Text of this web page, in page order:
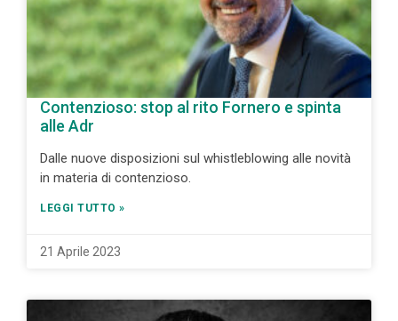
Contenzioso: stop al rito Fornero e spinta
alle Adr
Dalle nuove disposizioni sul whistleblowing alle novità
in materia di contenzioso.
LEGGI TUTTO »
21 Aprile 2023